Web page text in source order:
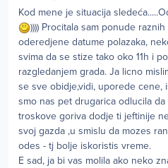
Kod mene je situacija
)))) Procitala sam ponude
oderedjene datume polazaka,
svima da se stize tako oko 11h i
razgledanjem grada. Ja licno
se sve obidje,vidi, uporede cene,
smo nas pet drugarica odlucila
troskove goriva dodje ti jeftinije
svoj gazda ,u smislu da mozes
odes - tj bolje iskoristis vreme.
E sad, ja bi vas molila ako neko